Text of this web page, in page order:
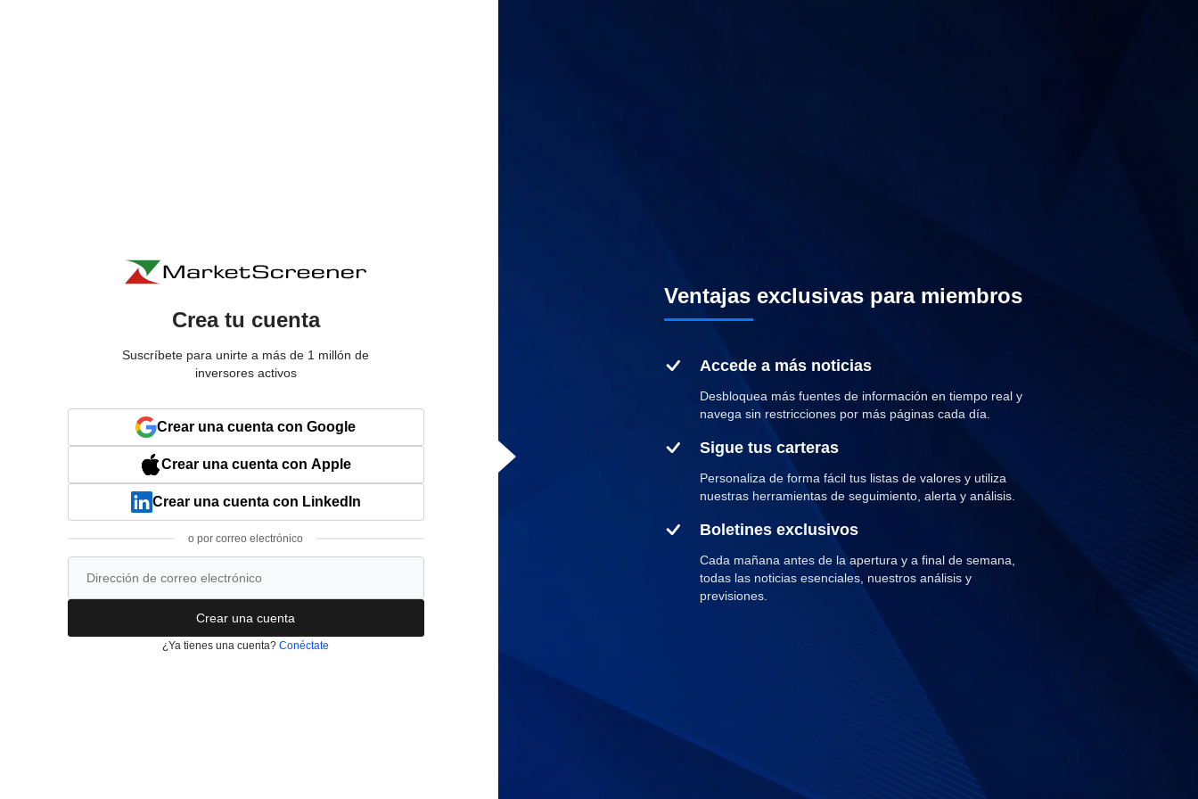
Crea tu cuenta
Suscríbete para unirte a más de 1 millón de
inversores activos
Crear una cuenta con Google
Crear una cuenta con Apple
Crear una cuenta con LinkedIn
o por correo electrónico
Crear una cuenta
¿Ya tienes una cuenta?Conéctate
Ventajas exclusivas para miembros
Accede a más noticias
Desbloquea más fuentes de información en tiempo real y
navega sin restricciones por más páginas cada día.
Sigue tus carteras
Personaliza de forma fácil tus listas de valores y utiliza
nuestras herramientas de seguimiento, alerta y análisis.
Boletines exclusivos
Cada mañana antes de la apertura y a final de semana,
todas las noticias esenciales, nuestros análisis y
previsiones.